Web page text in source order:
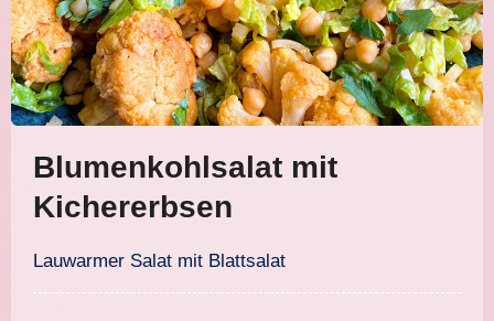
Blumenkohlsalat mit
Kichererbsen
Lauwarmer Salat mit Blattsalat